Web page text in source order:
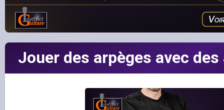
Jouer des arpèges avec